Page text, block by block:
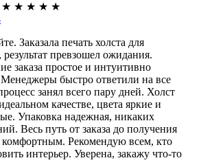
★ ★ ★ ★ ★
Заказала печать холста для
результат превзошел ожидания.
заказа простое и интуитивно
быстро ответили на все
занял всего пару дней. Холст
качестве, цвета яркие и
Упаковка надежная, никаких
Весь путь от заказа до получения
Рекомендую всем, кто
интерьер. Уверена, закажу что-то